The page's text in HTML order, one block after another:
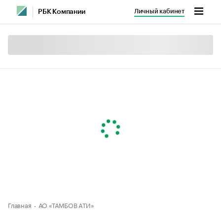
РБК Компании Личный кабинет
Главная АО «ТАМБОВ АТИ»